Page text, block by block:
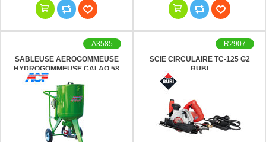
SABLEUSE AEROGOMMEUSE
HYDROGOMMEUSE CALAO 58
COMPLET ACF
A3585
SCIE CIRCULAIRE TC-125 G2
RUBI
R2907